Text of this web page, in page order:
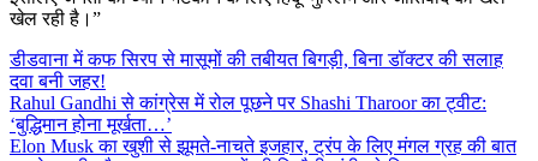
खेल रही है।”
डीडवाना में कफ सिरप से मासूमों की तबीयत बिगड़ी, बिना डॉक्टर की सलाह
दवा बनी जहर!
Rahul Gandhi से कांग्रेस में रोल पूछने पर Shashi Tharoor का ट्वीट:
‘बुद्धिमान होना मूर्खता…’
Elon Musk का खुशी से झूमते-नाचते इजहार, ट्रंप के लिए मंगल ग्रह की बात